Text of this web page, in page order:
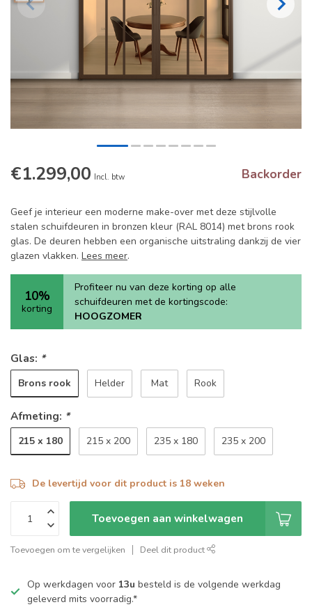
€1.299,00 Incl. btw Backorder
Geef je interieur een moderne make-over met deze stijlvolle
stalen schuifdeuren in bronzen kleur (RAL 8014) met brons rook
glas. De deuren hebben een organische uitstraling dankzij de vier
glazen vlakken. Lees meer.
10%
korting
Profiteer nu van deze korting op alle
schuifdeuren met de kortingscode:
HOOGZOMER
Glas: *
Brons rook Helder Mat Rook
Afmeting: *
215 x 180 215 x 200 235 x 180 235 x 200
De levertijd voor dit product is 18 weken
Toevoegen aan winkelwagen
Toevoegen om te vergelijken Deel dit product
Op werkdagen voor 13u besteld is de volgende werkdag
geleverd mits voorradig.*